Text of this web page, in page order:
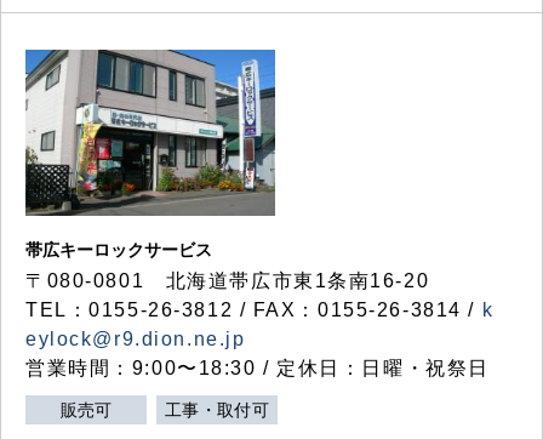
帯広キーロックサービス
〒080-0801 北海道帯広市東1条南16-20
TEL：0155-26-3812 / FAX：0155-26-3814 / k
eylock@r9.dion.ne.jp
営業時間：9:00〜18:30 / 定休日：日曜・祝祭日
販売可 工事・取付可